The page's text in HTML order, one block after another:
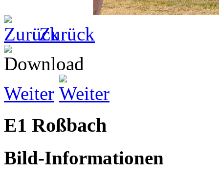
Zurück
Weiter
E1 Roßbach
Bild-Informationen